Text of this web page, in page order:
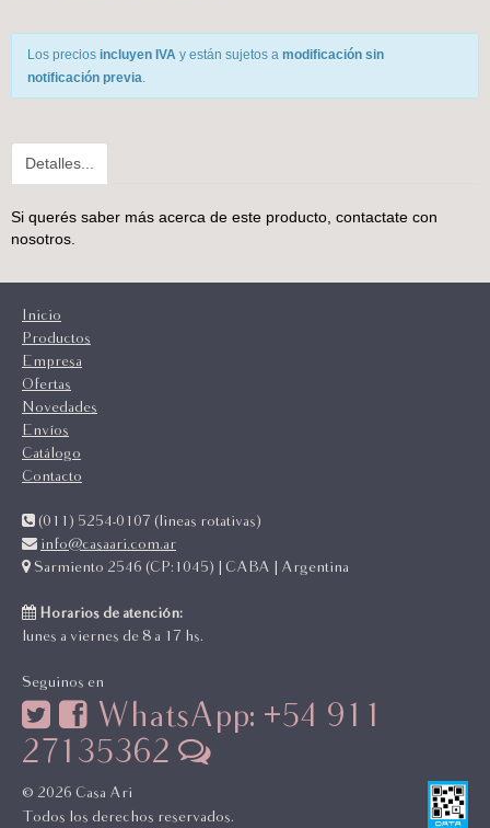
Los precios incluyen IVA y están sujetos a modificación sin
notificación previa.
Detalles...
Si querés saber más acerca de este producto, contactate con
nosotros
Inicio
Productos
Empresa
Ofertas
Novedades
Envíos
Catálogo
Contacto
(011) 5254-0107 (lineas rotativas)
info@casaari.com.ar
Sarmiento 2546 (CP:1045) | CABA | Argentina
Horarios de atención:
lunes a viernes de 8 a 17 hs.
Seguinos en
WhatsApp: +54 911
27135362
© 2026 Casa Ari
Todos los derechos reservados.